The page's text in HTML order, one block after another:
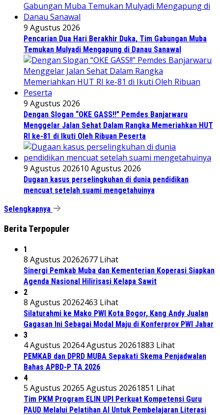
9 Agustus 2026
Pencarian Dua Hari Berakhir Duka, Tim Gabungan Muba
Temukan Mulyadi Mengapung di Danau Sanawal
9 Agustus 2026
Dengan Slogan “OKE GASS!!” Pemdes Banjarwaru
Menggelar Jalan Sehat Dalam Rangka Memeriahkan HUT
RI ke-81 di Ikuti Oleh Ribuan Peserta
9 Agustus 202610 Agustus 2026
Dugaan kasus perselingkuhan di dunia pendidikan
mencuat setelah suami mengetahuinya
Selengkapnya
Berita Terpopuler
1
8 Agustus 20262677 Lihat
Sinergi Pemkab Muba dan Kementerian Koperasi Siapkan
Agenda Nasional Hilirisasi Kelapa Sawit
2
8 Agustus 20262463 Lihat
Silaturahmi ke Mako PWI Kota Bogor, Kang Andy Jualan
Gagasan Ini Sebagai Modal Maju di Konferprov PWI Jabar
3
4 Agustus 20264 Agustus 20261883 Lihat
PEMKAB dan DPRD MUBA Sepakati Skema Penjadwalan
Bahas APBD-P TA 2026
4
5 Agustus 20265 Agustus 20261851 Lihat
Tim PKM Program ELIN UPI Perkuat Kompetensi Guru
PAUD Melalui Pelatihan AI Untuk Pembelajaran Literasi